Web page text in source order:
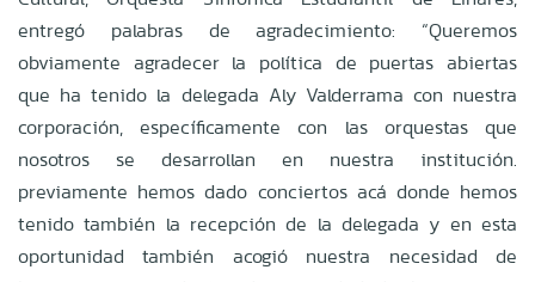
entregó palabras de agradecimiento: “Queremos
obviamente agradecer la política de puertas abiertas
que ha tenido la delegada Aly Valderrama con nuestra
corporación, específicamente con las orquestas que
nosotros se desarrollan en nuestra institución.
previamente hemos dado conciertos acá donde hemos
tenido también la recepción de la delegada y en esta
oportunidad también acogió nuestra necesidad de